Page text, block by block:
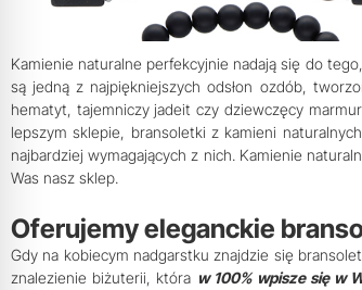
Kamienie naturalne perfekcyjnie nadają się do
są jedną z najpiękniejszych odsłon ozdób,
hematyt, tajemniczy jadeit czy dziewczęcy
lepszym sklepie, bransoletki z kamieni
najbardziej wymagających z nich. Kamienie
Was nasz sklep.
Oferujemy eleganckie
Gdy na kobiecym nadgarstku znajdzie się
znalezienie biżuterii, która w 100% wpisze się w